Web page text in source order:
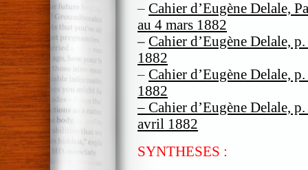
– Cahier d’Eugène Delale,
au 4 mars 1882
– Cahier d’Eugène Delale,
1882
– Cahier d’Eugène Delale,
1882
– Cahier d’Eugène Delale,
avril 1882
SYNTHESES :